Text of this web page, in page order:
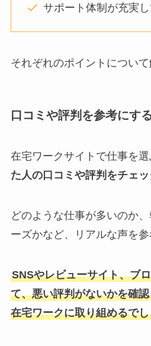
サポート体制が充実
それぞれのポイントについて
口コミや評判を参考にする
在宅ワークサイトで仕事を選
た人の口コミや評判をチェッ
どのような仕事が多いのか
ーズかなど、リアルな声を参
SNSやレビューサイト、ブ
て、悪い評判がないかを確
在宅ワークに取り組めるで